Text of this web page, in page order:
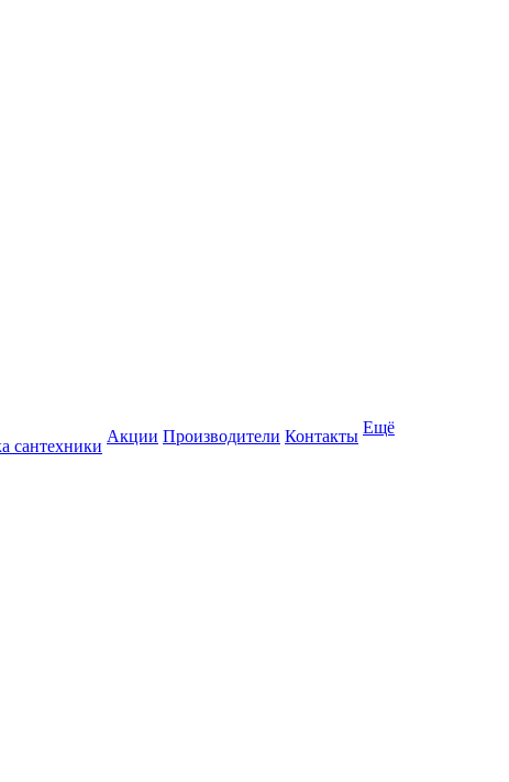
сантехники
Акции Производители Контакты Ещё